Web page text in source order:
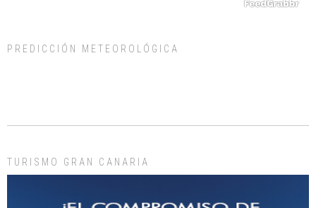
días, ella incluida...
PREDICCIÓN METEOROLÓGICA
TURISMO GRAN CANARIA